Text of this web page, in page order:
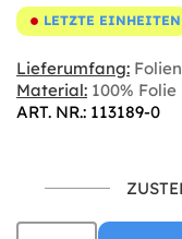
LETZTE EINHEITEN
Lieferumfang:
Material: 100% Folie
ART. NR.: 113189-0